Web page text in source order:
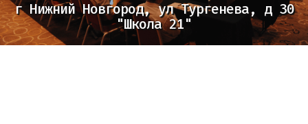
г Нижний Новгород, ул Тургенева, д 30
"Школа 21"